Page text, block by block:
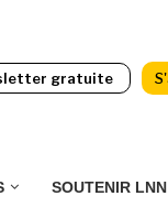
gratuite
SOUTENIR LNN